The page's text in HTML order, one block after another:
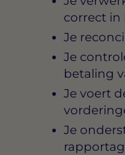
correct
Je
Je
betaling
Je voert
Je